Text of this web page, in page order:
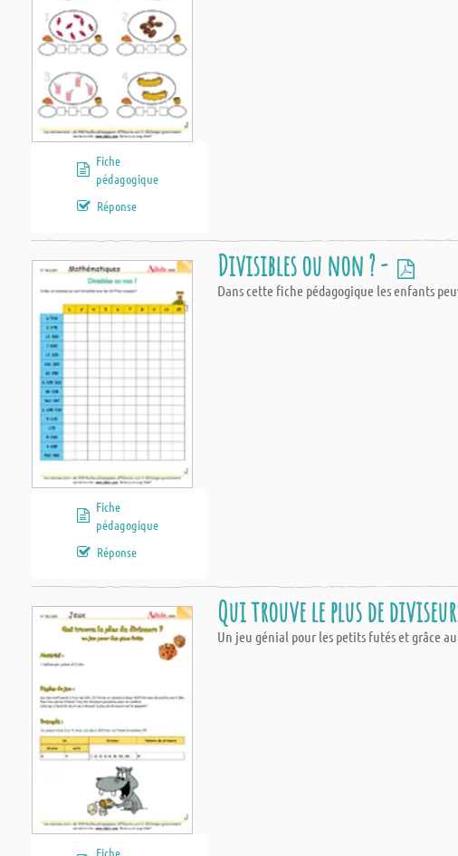
Fiche
pédagogique
Réponse
Fiche
pédagogique
Réponse
Divisibles ou non ? -
Dans cette fiche pédagogique les enfants
Fiche
Qui trouve le plus de
Un jeu génial pour les petits futés et grâce